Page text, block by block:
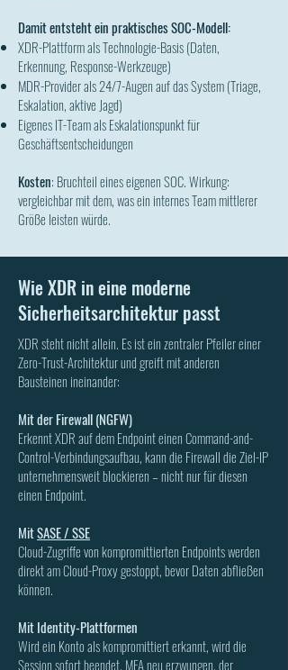
Damit entsteht ein praktisches SOC-Modell:
XDR-Plattform als Technologie-Basis (Daten,
Erkennung, Response-Werkzeuge)
MDR-Provider als 24/7-Augen auf das System (Triage,
Eskalation, aktive Jagd)
Eigenes IT-Team als Eskalationspunkt für
Geschäftsentscheidungen
Kosten: Bruchteil eines eigenen SOC. Wirkung:
vergleichbar mit dem, was ein internes Team mittlerer
Größe leisten würde.
Wie XDR in eine moderne
Sicherheitsarchitektur passt
XDR steht nicht allein. Es ist ein zentraler Pfeiler einer
Zero-Trust-Architektur und greift mit anderen
Bausteinen ineinander:
Mit der Firewall (NGFW)
Erkennt XDR auf dem Endpoint einen Command-and-
Control-Verbindungsaufbau, kann die Firewall die Ziel-IP
unternehmensweit blockieren – nicht nur für diesen
einen Endpoint.
MitSASE / SSE
Cloud-Zugriffe von kompromittierten Endpoints werden
direkt am Cloud-Proxy gestoppt, bevor Daten abfließen
können.
Mit Identity-Plattformen
Wird ein Konto als kompromittiert erkannt, wird die
Session sofort beendet, MFA neu erzwungen, der